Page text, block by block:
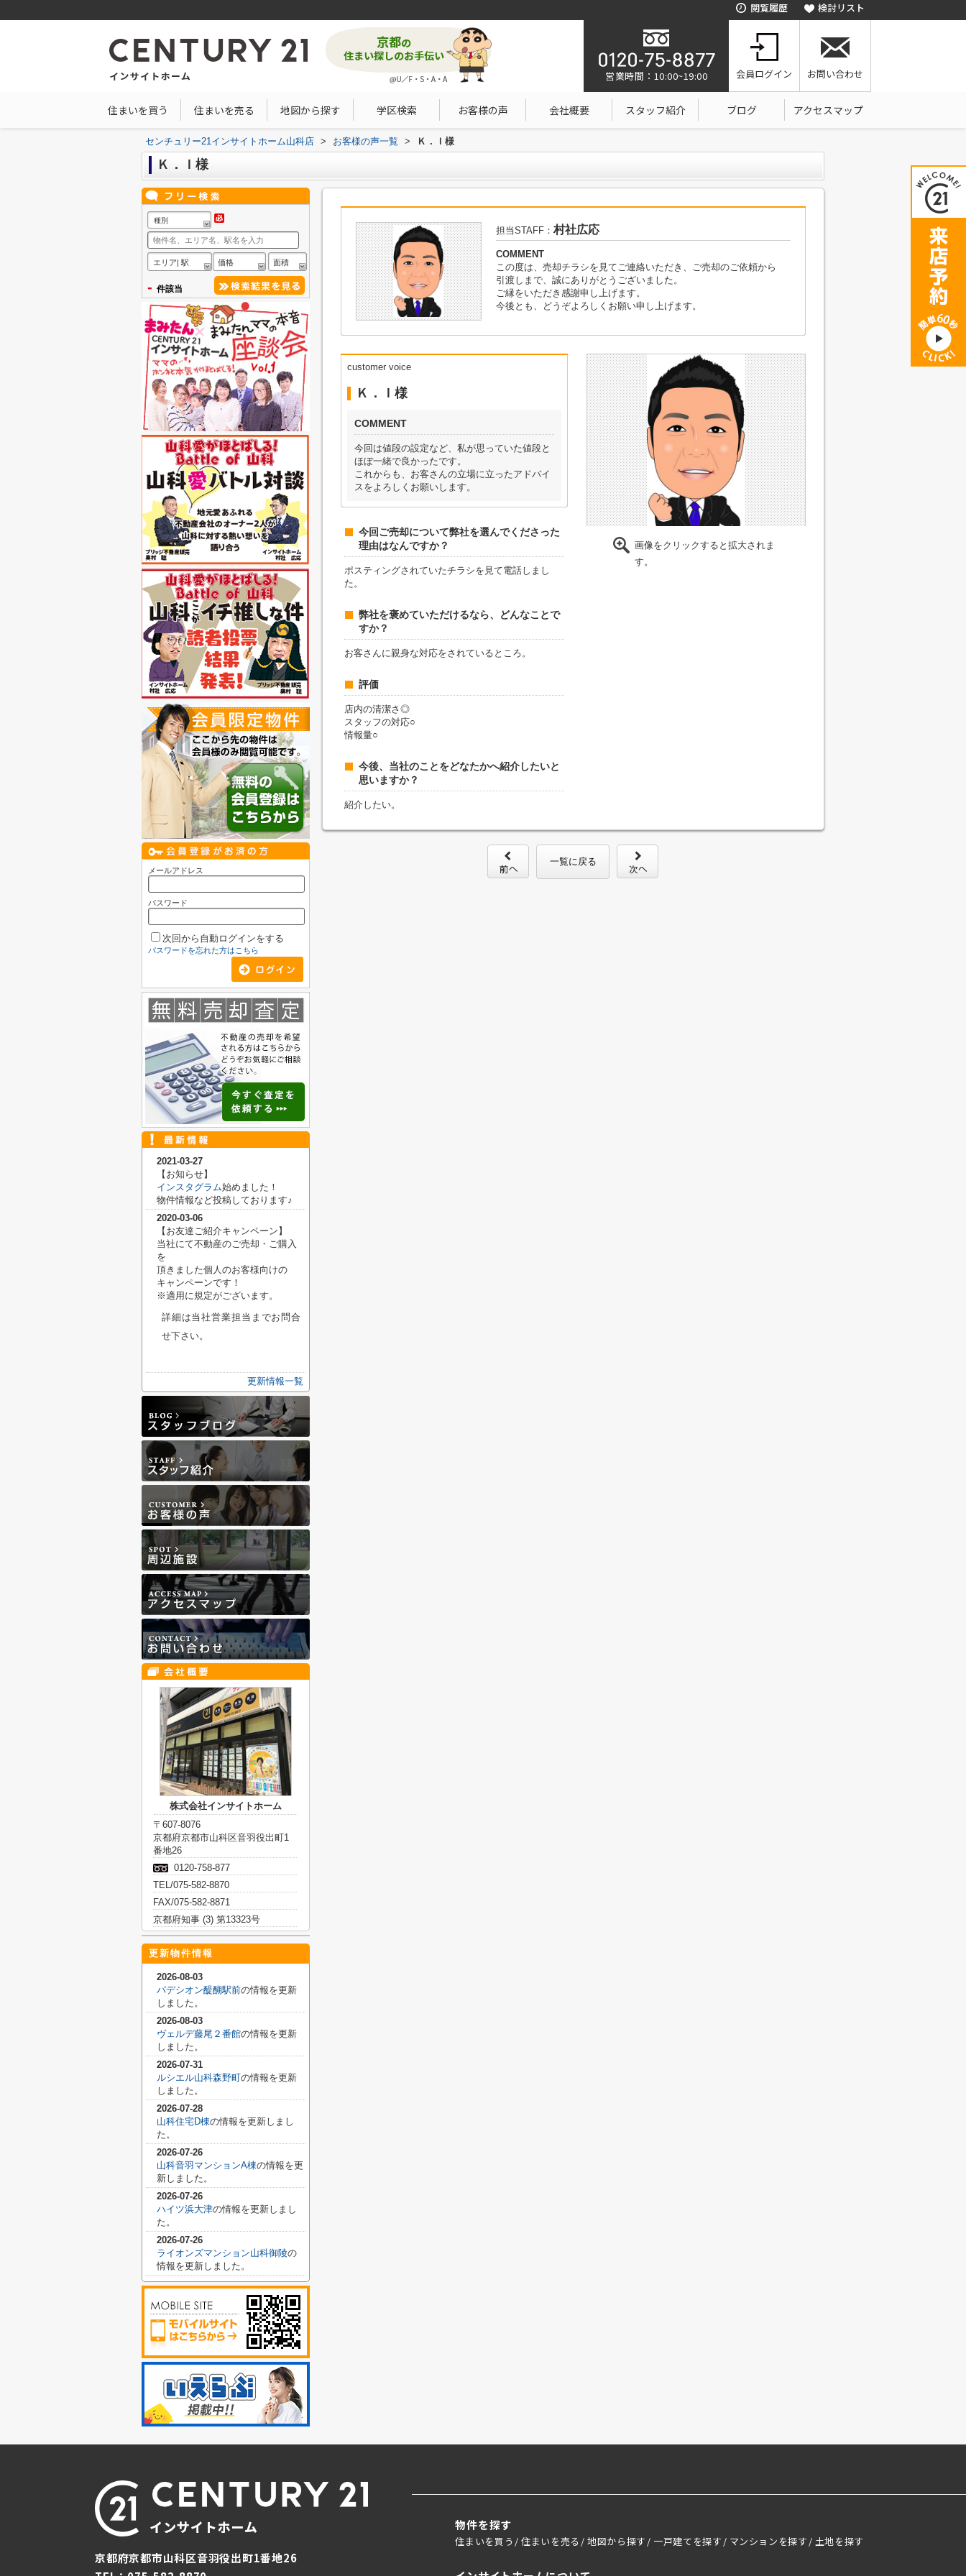
閲覧履歴 検討リスト
営業時間：10:00~19:00 会員ログイン お問い合わせ
住まいを買う 住まいを売る 地図から探す 学区検索 お客様の声 会社概要 スタッフ紹介 ブログ アクセスマップ
センチュリー21インサイトホーム山科店 > お客様の声一覧 > Ｋ．Ｉ様
Ｋ．Ｉ様
担当STAFF： 村社広応
COMMENT
この度は、売却チラシを見てご連絡いただき、ご売却のご依頼から
引渡しまで、誠にありがとうございました。
ご縁をいただき感謝申し上げます。
今後とも、どうぞよろしくお願い申し上げます。
customer voice
Ｋ．Ｉ様
COMMENT
今回は値段の設定など、私が思っていた値段と
ほぼ一緒で良かったです。
これからも、お客さんの立場に立ったアドバイ
スをよろしくお願いします。
今回ご売却について弊社を選んでくださった
理由はなんですか？
ポスティングされていたチラシを見て電話しまし
た。
弊社を褒めていただけるなら、どんなことで
すか？
お客さんに親身な対応をされているところ。
評価
店内の清潔さ◎
スタッフの対応○
情報量○
今後、当社のことをどなたかへ紹介したいと
思いますか？
紹介したい。
画像をクリックすると拡大されま
す。
一覧に戻る
種別
エリア| 駅 価格 面積
- 件該当
メールアドレス
パスワード
次回から自動ログインをする
パスワードを忘れた方はこちら
2021-03-27
【お知らせ】
インスタグラム始めました！
物件情報など投稿しております♪
2020-03-06
【お友達ご紹介キャンペーン】
当社にて不動産のご売却・ご購入
を
頂きました個人のお客様向けの
キャンペーンです！
※適用に規定がございます。
詳細は当社営業担当までお問合
せ下さい。
更新情報一覧
株式会社インサイトホーム
〒607-8076
京都府京都市山科区音羽役出町1
番地26
0120-758-877
TEL/075-582-8870
FAX/075-582-8871
京都府知事 (3) 第13323号
更新物件情報
2026-08-03
パデシオン醍醐駅前の情報を更新
しました。
2026-08-03
ヴェルデ藤尾２番館の情報を更新
しました。
2026-07-31
ルシエル山科森野町の情報を更新
しました。
2026-07-28
山科住宅D棟の情報を更新しまし
た。
2026-07-26
山科音羽マンションA棟の情報を更
新しました。
2026-07-26
ハイツ浜大津の情報を更新しまし
た。
2026-07-26
ライオンズマンション山科御陵の
情報を更新しました。
京都府京都市山科区音羽役出町1番地26
物件を探す
住まいを買う 住まいを売る 地図から探す 一戸建てを探す マンションを探す 土地を探す